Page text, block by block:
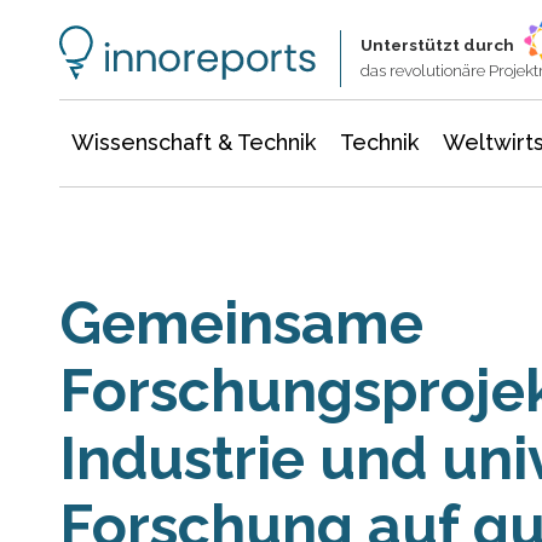
Unterstützt durch
das revolutionäre
Wissenschaft & Technik Technik
Gemeinsame
Industrie und
Forschung auf